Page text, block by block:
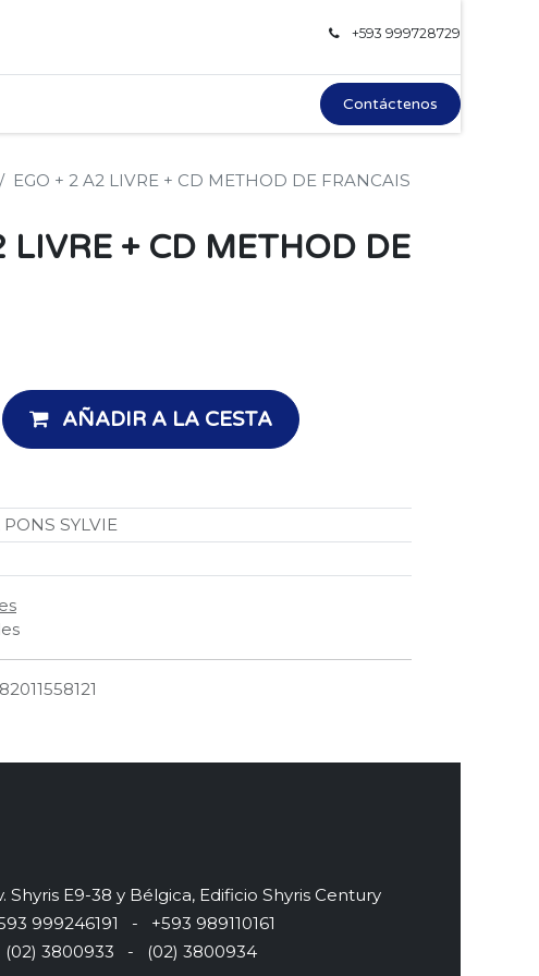
+593 999728729
Contáctenos
EGO + 2 A2 LIVRE + CD METHOD DE FRANCAIS
LIVRE + CD METHOD DE
AÑADIR A LA CESTA
PONS SYLVIE
Shyris E9-38 y Bélgica, Edificio Shyris Century
999246191 - +593 989110161
3800933 - (02) 3800934